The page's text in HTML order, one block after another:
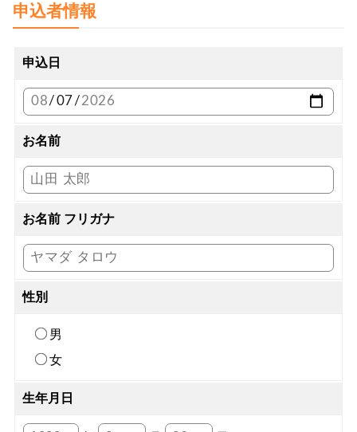
申込者情報
申込日
お名前
お名前 フリガナ
性別
男
女
生年月日